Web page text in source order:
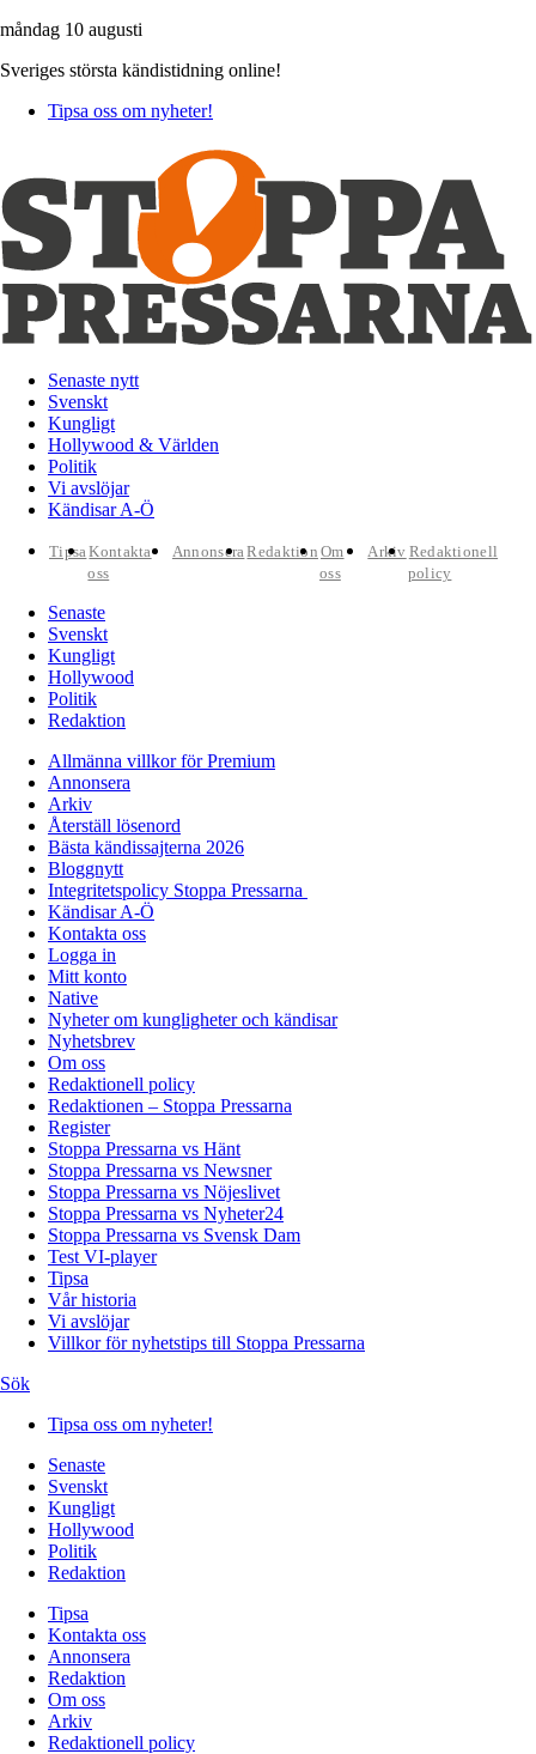
måndag 10 augusti
Sveriges största kändistidning online!
Tipsa oss om nyheter!
Senaste nytt
Svenskt
Kungligt
Hollywood & Världen
Politik
Vi avslöjar
Kändisar A-Ö
TipsaKontakta
oss
AnnonseraRedaktion Om
oss
Arkiv Redaktionell
policy
Senaste
Svenskt
Kungligt
Hollywood
Politik
Redaktion
Allmänna villkor för Premium
Annonsera
Arkiv
Återställ lösenord
Bästa kändissajterna 2026
Bloggnytt
Integritetspolicy Stoppa Pressarna
Kändisar A-Ö
Kontakta oss
Logga in
Mitt konto
Native
Nyheter om kungligheter och kändisar
Nyhetsbrev
Om oss
Redaktionell policy
Redaktionen – Stoppa Pressarna
Register
Stoppa Pressarna vs Hänt
Stoppa Pressarna vs Newsner
Stoppa Pressarna vs Nöjeslivet
Stoppa Pressarna vs Nyheter24
Stoppa Pressarna vs Svensk Dam
Test VI-player
Tipsa
Vår historia
Vi avslöjar
Villkor för nyhetstips till Stoppa Pressarna
Sök
Tipsa oss om nyheter!
Senaste
Svenskt
Kungligt
Hollywood
Politik
Redaktion
Tipsa
Kontakta oss
Annonsera
Redaktion
Om oss
Arkiv
Redaktionell policy